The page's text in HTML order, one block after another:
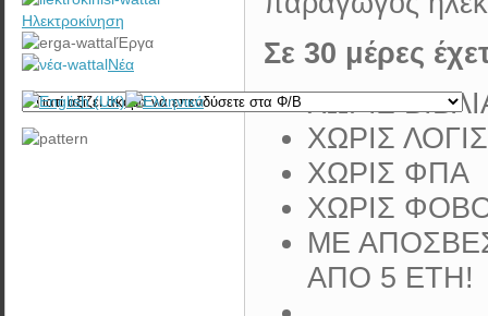
Σε 30 μέρες
ΧΩΡΙΣ
ΧΩΡΙΣ
ΧΩΡΙΣ ΦΠΑ
ΧΩΡΙΣ
ΜΕ
ΑΠΟ 5 ΕΤΗ!
Έξοδα ασφάλισης/ συντήρησης:
200€/έτος Χ 25έτη = 5.000€
·
Μείων
Άρα
82.500€
Ηλεκτροκίνηση
Έργα
Νέα